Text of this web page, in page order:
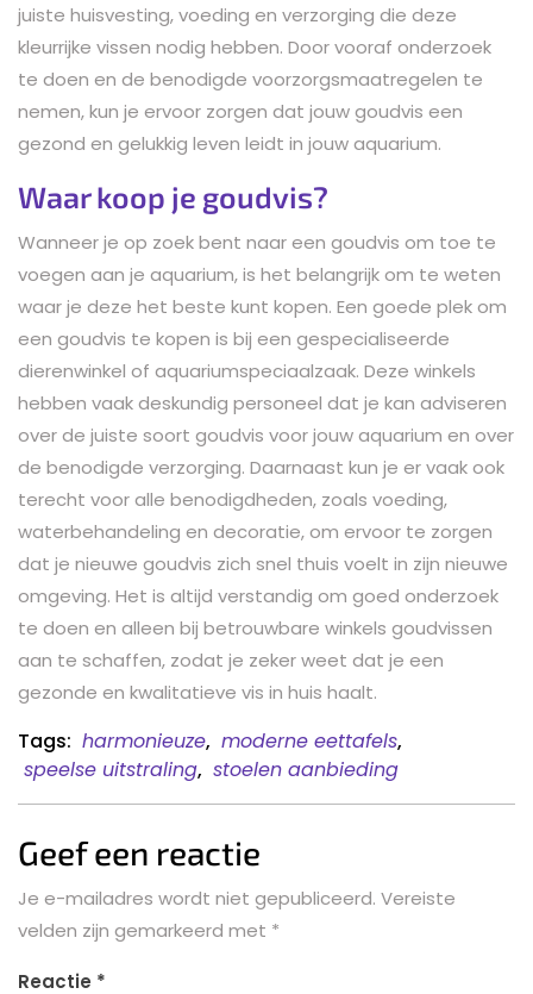
juiste huisvesting, voeding en verzorging die deze
kleurrijke vissen nodig hebben. Door vooraf onderzoek
te doen en de benodigde voorzorgsmaatregelen te
nemen, kun je ervoor zorgen dat jouw goudvis een
gezond en gelukkig leven leidt in jouw aquarium.
Waar koop je goudvis?
Wanneer je op zoek bent naar een goudvis om toe te
voegen aan je aquarium, is het belangrijk om te weten
waar je deze het beste kunt kopen. Een goede plek om
een goudvis te kopen is bij een gespecialiseerde
dierenwinkel of aquariumspeciaalzaak. Deze winkels
hebben vaak deskundig personeel dat je kan adviseren
over de juiste soort goudvis voor jouw aquarium en over
de benodigde verzorging. Daarnaast kun je er vaak ook
terecht voor alle benodigdheden, zoals voeding,
waterbehandeling en decoratie, om ervoor te zorgen
dat je nieuwe goudvis zich snel thuis voelt in zijn nieuwe
omgeving. Het is altijd verstandig om goed onderzoek
te doen en alleen bij betrouwbare winkels goudvissen
aan te schaffen, zodat je zeker weet dat je een
gezonde en kwalitatieve vis in huis haalt.
Tags: harmonieuze, moderne eettafels,
speelse uitstraling, stoelen aanbieding
Geef een reactie
Je e-mailadres wordt niet gepubliceerd. Vereiste
velden zijn gemarkeerd met *
Reactie *